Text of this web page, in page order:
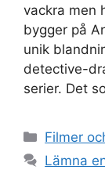
vackra men
bygger på
unik
detective-
serier. Det
Filmer
Lämna